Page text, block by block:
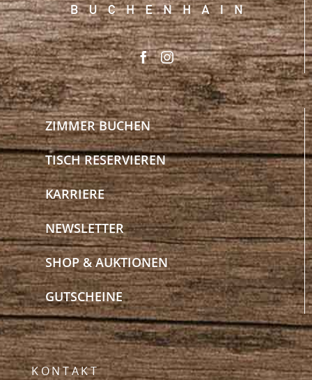
ZIMMER BUCHEN
TISCH RESERVIEREN
KARRIERE
NEWSLETTER
SHOP & AUKTIONEN
GUTSCHEINE
KONTAKT